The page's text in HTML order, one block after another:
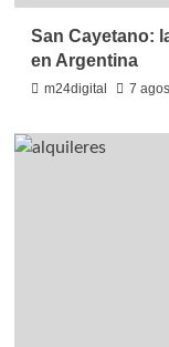
San Cayetano:
en Argentina
m24digital 7